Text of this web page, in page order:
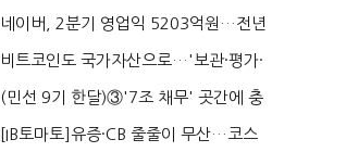
지에 상한가...
네이버, 2분기 영업익 5203억원…전년
비 0.2% 감소...
비트코인도 국가자산으로…'보관·평가·
처분' 기준은 ...
(민선 9기 한달)③'7조 채무' 곳간에 충
격…추미애, 20년...
[IB토마토]유증·CB 줄줄이 무산…코스